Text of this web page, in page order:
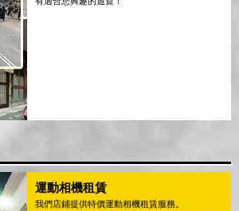
運動相機租賃
我們店鋪提供特價運動相機租賃服務。